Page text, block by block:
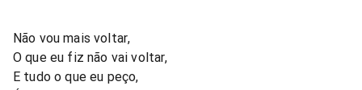
Não vou mais voltar,
O que eu fiz não vai voltar,
E tudo o que eu peço,